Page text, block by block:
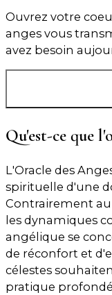
Ouvrez votre
anges vous
avez besoin
Qu'est-ce que
L'Oracle des
spirituelle d'une
Contrairement
les dynamiques
angélique se
de réconfort et
célestes
pratique